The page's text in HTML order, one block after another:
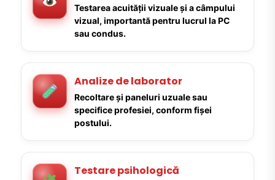
Testarea acuității vizuale și a câmpului
vizual, importantă pentru lucrul la PC
sau condus.
Analize de laborator
Recoltare și paneluri uzuale sau
specifice profesiei, conform fișei
postului.
Testare psihologică